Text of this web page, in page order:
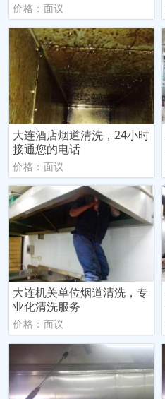
价格：面议
大连酒店烟道清洗，24小时
接通您的电话
价格：面议
大连机关单位烟道清洗，专
业化清洗服务
价格：面议